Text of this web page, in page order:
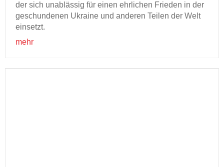
der sich un­ab­läs­sig für einen ehr­li­chen Frie­den in der
ge­schun­de­nen Ukrai­ne und an­de­ren Tei­len der Welt
ein­setzt.
mehr